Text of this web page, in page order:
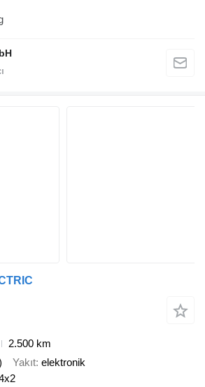
2.500 km
Yakıt elektronik